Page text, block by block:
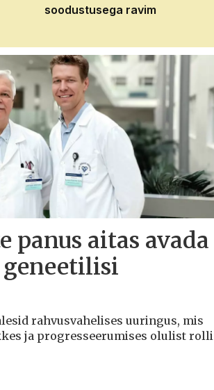
soodustusega ravim
panus aitas avada
rahvusvahelises uuringus, mis
ja progresseerumises olulist rolli